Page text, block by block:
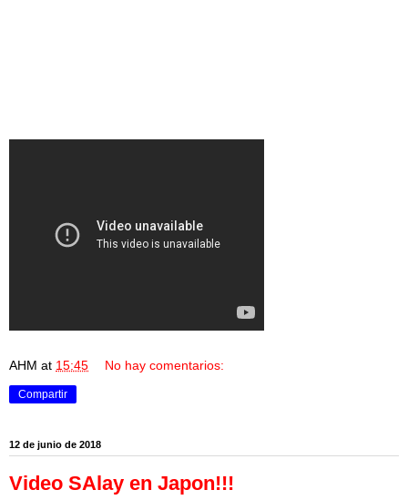
AHM at 15:45 No hay comentarios:
Compartir
12 de junio de 2018
Video SAlay en Japon!!!